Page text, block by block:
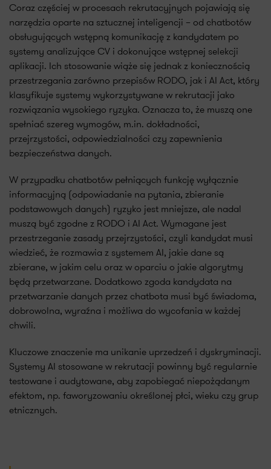
Coraz częściej w procesach rekrutacyjnych pojawiają się
narzędzia oparte na sztucznej inteligencji – od chatbotów
obsługujących wstępną komunikację z kandydatem po
systemy analizujące CV i dokonujące wstępnej selekcji
aplikacji. Ich stosowanie wiąże się jednak z koniecznością
przestrzegania zarówno przepisów RODO, jak i AI Act, który
klasyfikuje systemy wykorzystywane w rekrutacji jako
rozwiązania wysokiego ryzyka. Oznacza to, że muszą one
spełniać szereg wymogów, m.in. dokładności,
przejrzystości, odpowiedzialności czy zapewnienia
bezpieczeństwa danych.
W przypadku chatbotów pełniących funkcję wyłącznie
informacyjną (odpowiadanie na pytania, zbieranie
podstawowych danych) ryzyko jest mniejsze, ale nadal
muszą być zgodne z RODO i AI Act. Wymagane jest
przestrzeganie zasady przejrzystości, czyli kandydat musi
wiedzieć, że rozmawia z systemem AI, jakie dane są
zbierane, w jakim celu oraz w oparciu o jakie algorytmy
będą przetwarzane. Dodatkowo zgoda kandydata na
przetwarzanie danych przez chatbota musi być świadoma,
dobrowolna, wyraźna i możliwa do wycofania w każdej
chwili.
Kluczowe znaczenie ma unikanie uprzedzeń i dyskryminacji.
Systemy AI stosowane w rekrutacji powinny być regularnie
testowane i audytowane, aby zapobiegać niepożądanym
efektom, np. faworyzowaniu określonej płci, wieku czy grup
etnicznych.